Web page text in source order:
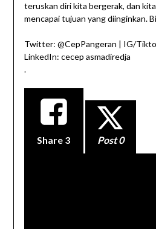
teruskan diri kita bergerak, dan
mencapai tujuan yang diinginkan.
Twitter: @CepPangeran | IG/
LinkedIn: cecep asmadiredja
.
Share 3 Post 0